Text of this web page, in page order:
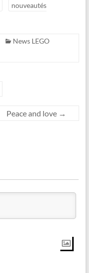
nouveautés
News LEGO
Peace and love →